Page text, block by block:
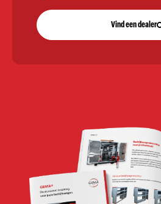
Vind een dealer